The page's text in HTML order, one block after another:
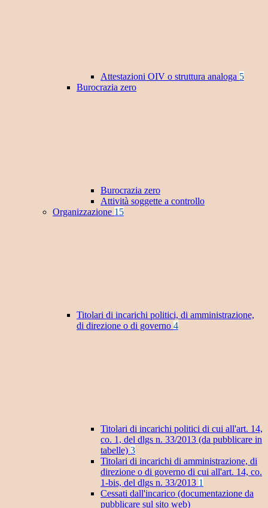
Attestazioni OIV o struttura analoga 5
Burocrazia zero
Burocrazia zero
Attività soggette a controllo
Organizzazione 15
Titolari di incarichi politici, di amministrazione,
di direzione o di governo 4
Titolari di incarichi politici di cui all'art. 14,
co. 1, del dlgs n. 33/2013 (da pubblicare in
tabelle) 3
Titolari di incarichi di amministrazione, di
direzione o di governo di cui all'art. 14, co.
1-bis, del dlgs n. 33/2013 1
Cessati dall'incarico (documentazione da
pubblicare sul sito web)